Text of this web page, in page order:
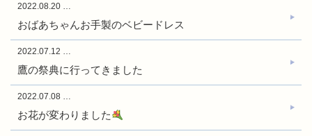
2022.08.20 …
おばあちゃんお手製のベビードレス
2022.07.12 …
鷹の祭典に行ってきました
2022.07.08 …
お花が変わりました